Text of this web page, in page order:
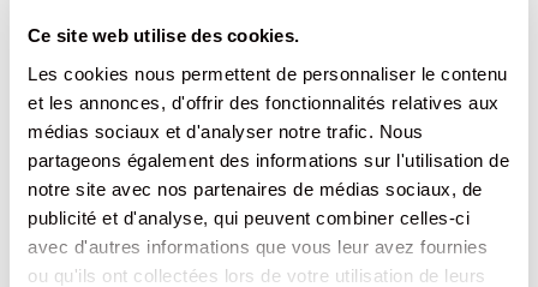
Ce site web utilise des cookies.
Les cookies nous permettent de personnaliser le contenu
et les annonces, d'offrir des fonctionnalités relatives aux
médias sociaux et d'analyser notre trafic. Nous
partageons également des informations sur l'utilisation de
notre site avec nos partenaires de médias sociaux, de
publicité et d'analyse, qui peuvent combiner celles-ci
avec d'autres informations que vous leur avez fournies
ou qu'ils ont collectées lors de votre utilisation de leurs